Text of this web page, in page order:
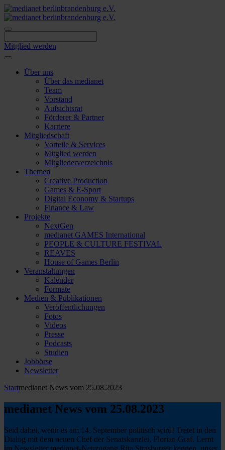
Skip
to
content
Mitglied werden
Über uns
Über das medianet
Team
Vorstand
Aufsichtsrat
Förderer & Partner
Karriere
Mitgliedschaft
Vorteile & Services
Mitglied werden
Mitgliederverzeichnis
Themen
Creative Production
Games & E-Sport
Digital Economy & Startups
Finance & Law
Projekte
NextGen
medianet GAMES International
PEOPLE & CULTURE FESTIVAL
REAVES
House of Games Berlin
Veranstaltungen
Kalender
Formate
Medien & Publikationen
Veröffentlichungen
Fotos
Videos
Presse
Podcasts
Studien
Jobbörse
Newsletter
Startmedianet News vom 25.08.2023
medianet News vom 25.08.2023
Seid dabei, wenn es am 14. September politisch wird! Tretet in den
Dialog mit dem neuen Chef der Senatskanzlei, Florian Graf. Lernt
im Newsletter medianet-Neuzugang Rita Strasburger kennen, unser